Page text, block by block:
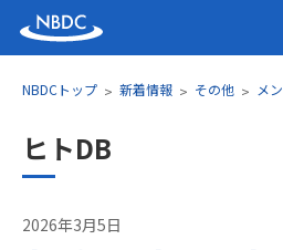
NBDCトップ 新着情報 その他 メ
ヒトDB
2026年3月5日